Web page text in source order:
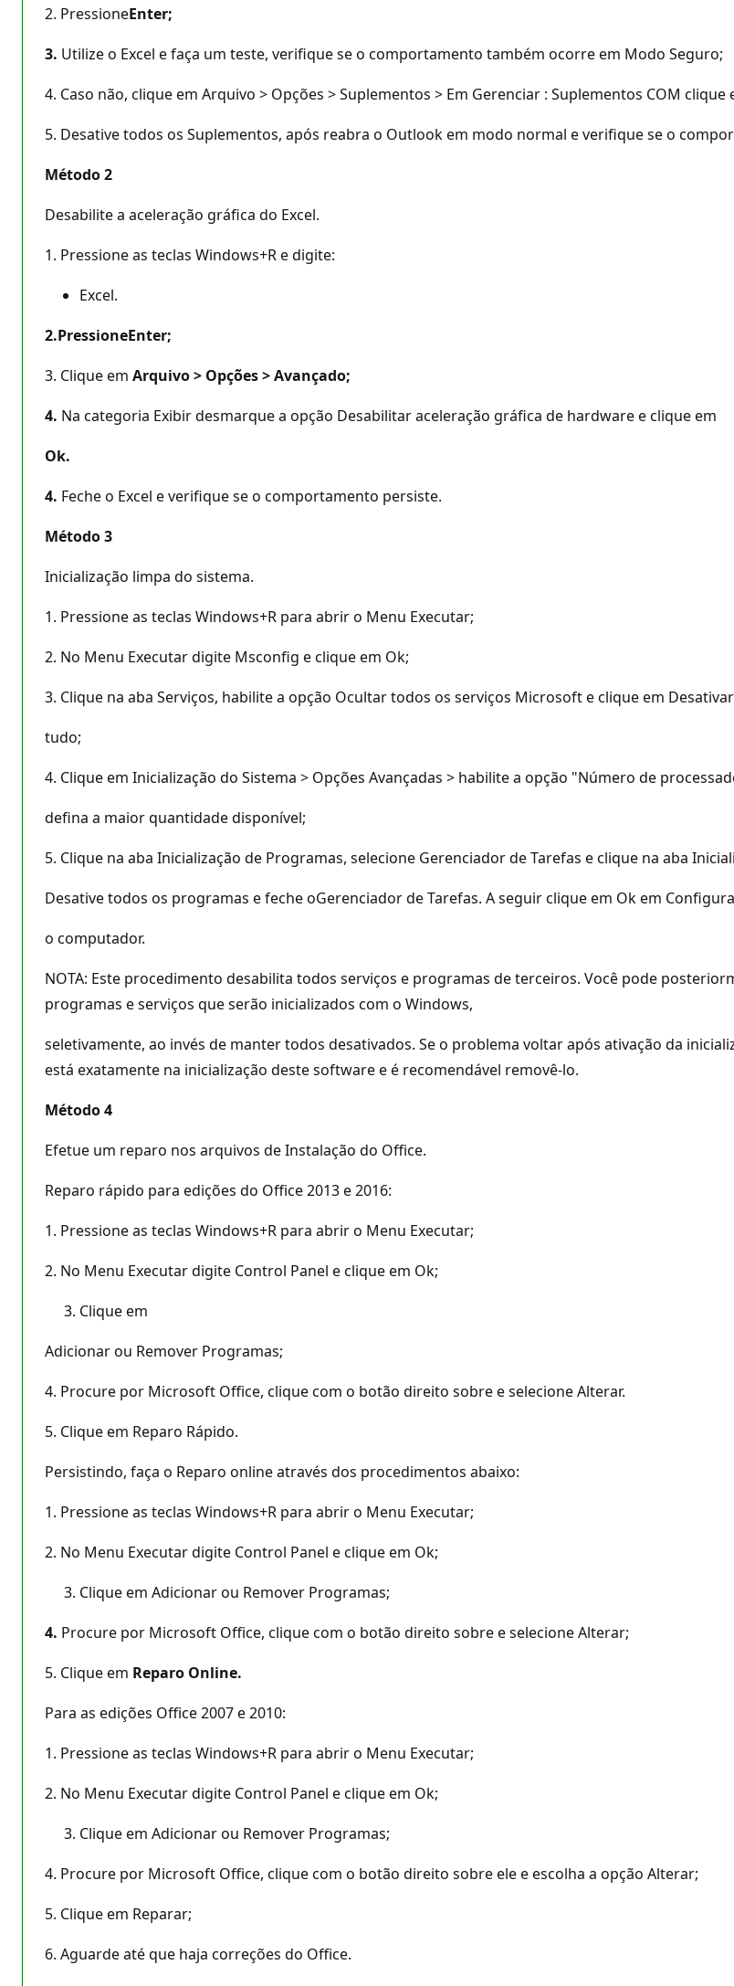
2. PressioneEnter;
3. Utilize o Excel e faça um teste, verifique se o comportamento também ocorre em Modo Seguro;
4. Caso não, clique em Arquivo > Opções > Suplementos > Em Gerenciar : Suplementos COM clique
5. Desative todos os Suplementos, após reabra o Outlook em modo normal e verifique se o
Método 2
Desabilite a aceleração gráfica do Excel.
1. Pressione as teclas Windows+R e digite:
Excel.
2.PressioneEnter;
3. Clique em Arquivo > Opções > Avançado;
4. Na categoria Exibir desmarque a opção Desabilitar aceleração gráfica de hardware e clique em
Ok.
4. Feche o Excel e verifique se o comportamento persiste.
Método 3
Inicialização limpa do sistema.
1. Pressione as teclas Windows+R para abrir o Menu Executar;
2. No Menu Executar digite Msconfig e clique em Ok;
3. Clique na aba Serviços, habilite a opção Ocultar todos os serviços Microsoft e clique em Desativar
tudo;
4. Clique em Inicialização do Sistema > Opções Avançadas > habilite a opção "Número de
defina a maior quantidade disponível;
5. Clique na aba Inicialização de Programas, selecione Gerenciador de Tarefas e clique na aba
Desative todos os programas e feche oGerenciador de Tarefas. A seguir clique em Ok em
o computador.
NOTA: Este procedimento desabilita todos serviços e programas de terceiros. Você pode
programas e serviços que serão inicializados com o Windows,
seletivamente, ao invés de manter todos desativados. Se o problema voltar após ativação da
está exatamente na inicialização deste software e é recomendável removê-lo.
Método 4
Efetue um reparo nos arquivos de Instalação do Office.
Reparo rápido para edições do Office 2013 e 2016:
1. Pressione as teclas Windows+R para abrir o Menu Executar;
2. No Menu Executar digite Control Panel e clique em Ok;
Clique em
Adicionar ou Remover Programas;
4. Procure por Microsoft Office, clique com o botão direito sobre e selecione Alterar.
5. Clique em Reparo Rápido.
Persistindo, faça o Reparo online através dos procedimentos abaixo:
1. Pressione as teclas Windows+R para abrir o Menu Executar;
2. No Menu Executar digite Control Panel e clique em Ok;
Clique em Adicionar ou Remover Programas;
4. Procure por Microsoft Office, clique com o botão direito sobre e selecione Alterar;
5. Clique em Reparo Online.
Para as edições Office 2007 e 2010:
1. Pressione as teclas Windows+R para abrir o Menu Executar;
2. No Menu Executar digite Control Panel e clique em Ok;
Clique em Adicionar ou Remover Programas;
4. Procure por Microsoft Office, clique com o botão direito sobre ele e escolha a opção Alterar;
5. Clique em Reparar;
6. Aguarde até que haja correções do Office.